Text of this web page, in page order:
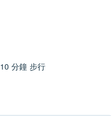
10 分鐘 步行